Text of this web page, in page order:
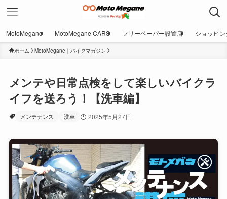
MotoMegane MotoMegane CARS フリーペーパー設置店 ショッピン
ホーム MotoMegane｜バイクマガジン
メンテや日常点検をして楽しいバイクラ
イフを送ろう！【洗車編】
メンテナンス 洗車 2025年5月27日